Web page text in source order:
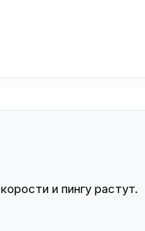
и пингу растут.